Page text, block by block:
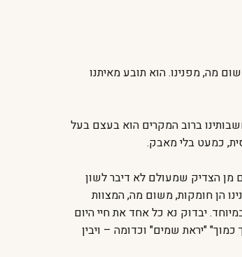
מה, מפנינו. הוא תובע מאיתנו
ברוב המקרים הוא בעצם בעל
כמעט בלי מאבק.
מן הצדיק שמעולם לא דיבר לשון
הן חומקות, משום מה, המצוות
יבדוק נא כל אחד את חיי היום
"יראת שמים" וכדומה – ויבין